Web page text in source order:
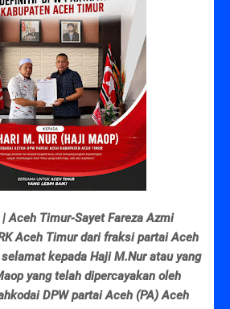
| Aceh Timur-Sayet Fareza Azmi
Aceh Timur dari fraksi partai Aceh
kepada Haji M.Nur atau yang
yang telah dipercayakan oleh
DPW partai Aceh (PA) Aceh